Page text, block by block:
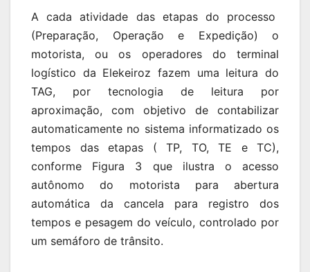
A cada atividade das etapas do processo
(Preparação, Operação e Expedição) o
motorista, ou os operadores do terminal
logístico da Elekeiroz fazem uma leitura do
TAG, por tecnologia de leitura por
aproximação, com objetivo de contabilizar
automaticamente no sistema informatizado os
tempos das etapas ( TP, TO, TE e TC),
conforme Figura 3 que ilustra o acesso
autônomo do motorista para abertura
automática da cancela para registro dos
tempos e pesagem do veículo, controlado por
um semáforo de trânsito.